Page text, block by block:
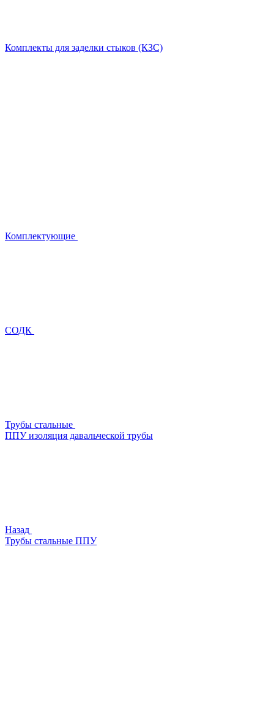
Комплекты для заделки стыков (КЗС)
Комплектующие
СОДК
Трубы стальные
ППУ изоляция давальческой трубы
Назад
Трубы стальные ППУ